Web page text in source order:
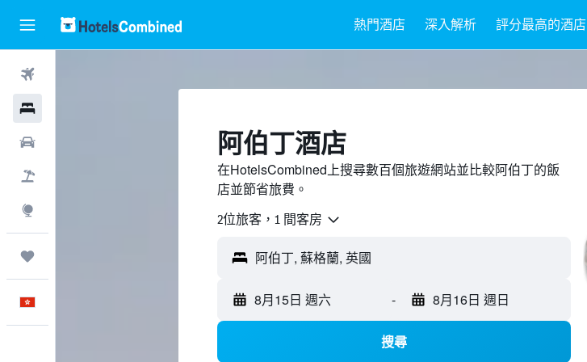
熱門酒店 深入解析 評分最高的酒店
阿伯丁酒店
在HotelsCombined上搜尋數百個旅遊網站並比較阿伯丁的飯
店並節省旅費。
2位旅客，1 間客房
8月15日 週六 - 8月16日 週日
搜尋